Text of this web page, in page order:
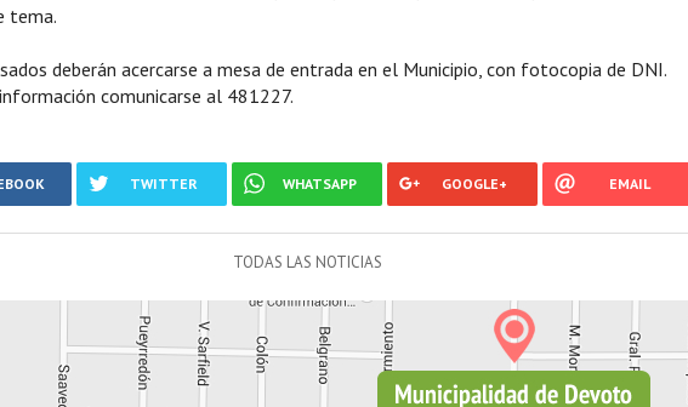
tema.
deberán acercarse a mesa de entrada en el Municipio, con fotocopia de DNI.
comunicarse al 481227.
TWITTER WHATSAPP GOOGLE+ EMAIL
TODAS LAS NOTICIAS